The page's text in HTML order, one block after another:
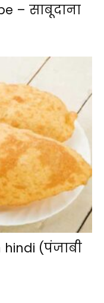
– साबूदाना
hindi (पंजाबी